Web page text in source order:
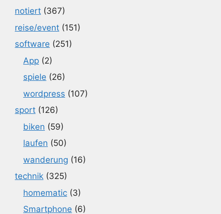
notiert (367)
reise/event (151)
software (251)
App (2)
spiele (26)
wordpress (107)
sport (126)
biken (59)
laufen (50)
wanderung (16)
technik (325)
homematic (3)
Smartphone (6)